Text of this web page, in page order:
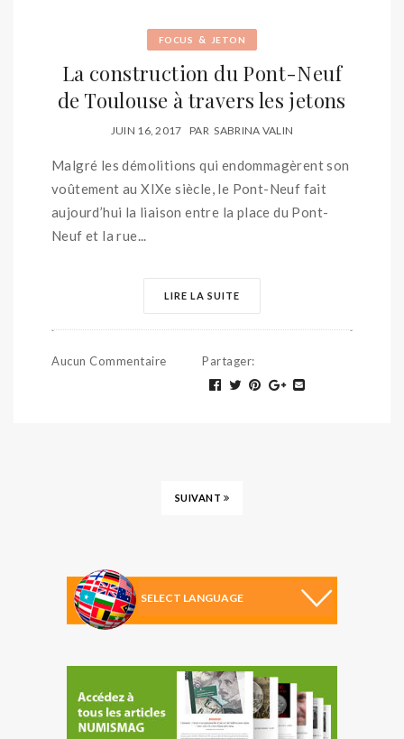
FOCUS & JETON
La construction du Pont-Neuf
de Toulouse à travers les jetons
JUIN 16, 2017 PAR SABRINA VALIN
Malgré les démolitions qui endommagèrent son
voûtement au XIXe siècle, le Pont-Neuf fait
aujourd’hui la liaison entre la place du Pont-
Neuf et la rue...
LIRE LA SUITE
Aucun Commentaire Partager:
SUIVANT